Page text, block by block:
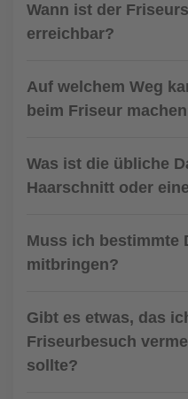
Wann ist der
erreichbar?
Auf welchem Weg
beim Friseur
Was ist die übliche
Haarschnitt oder
Muss ich bestimmte
mitbringen?
Gibt es etwas, das
Friseurbesuch
sollte?